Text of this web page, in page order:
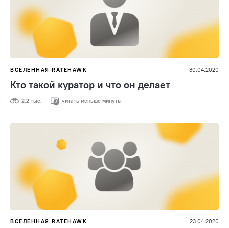
ВСЕЛЕННАЯ RATEHAWK 30.04.2020
Кто такой куратор и что он делает
2,2 тыс. читать меньше минуты
ВСЕЛЕННАЯ RATEHAWK 23.04.2020